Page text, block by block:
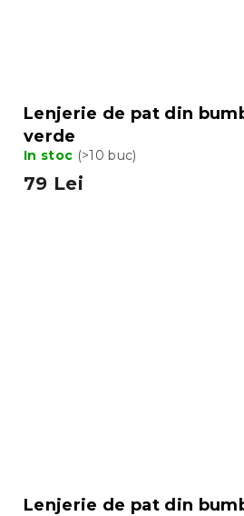
Lenjerie de pat din
verde
In stoc (>10 buc)
79 Lei
Lenjerie de pat din